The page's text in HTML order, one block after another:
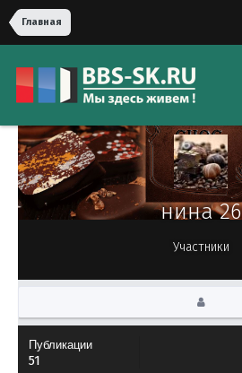
Главная
нина 26
Участники
Публикации
51